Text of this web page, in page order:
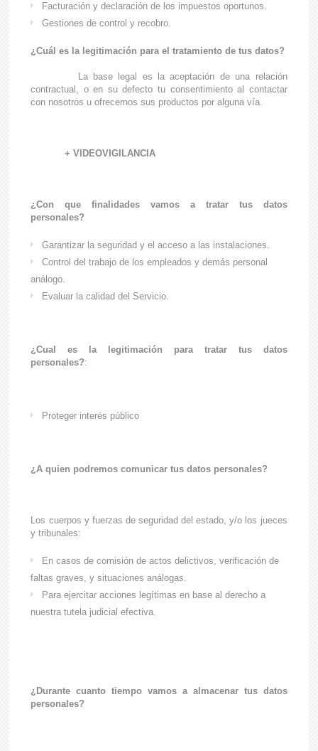
Facturación y declaración de los impuestos oportunos.
Gestiones de control y recobro.
¿Cuál es la legitimación para el tratamiento de tus datos?
La base legal es la aceptación de una relación
contractual, o en su defecto tu consentimiento al contactar
con nosotros u ofrecernos sus productos por alguna vía.
+VIDEOVIGILANCIA
¿Con que finalidades vamos a tratar tus datos
personales?
Garantizar la seguridad y el acceso a las instalaciones.
Control del trabajo de los empleados y demás personal
análogo.
Evaluar la calidad del Servicio.
¿Cual es la legitimación para tratar tus datos
personales?:
Proteger interés público
¿A quien podremos comunicar tus datos personales?
Los cuerpos y fuerzas de seguridad del estado, y/o los jueces
y tribunales:
En casos de comisión de actos delictivos, verificación de
faltas graves, y situaciones análogas.
Para ejercitar acciones legítimas en base al derecho a
nuestra tutela judicial efectiva.
¿Durante cuanto tiempo vamos a almacenar tus datos
personales?